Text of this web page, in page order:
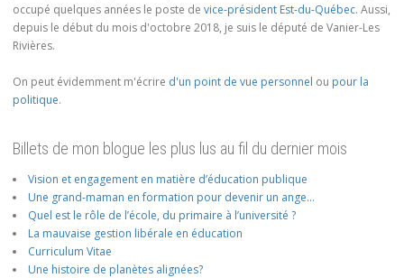
occupé quelques années le poste de vice-président Est-du-Québec. Aussi,
depuis le début du mois d'octobre 2018, je suis le député de Vanier-Les
Rivières.
On peut évidemment m'écrire d'un point de vue personnel ou pour la
politique.
Billets de mon blogue les plus lus au fil du dernier mois
Vision et engagement en matière d’éducation publique
Une grand-maman en formation pour devenir un ange…
Quel est le rôle de l’école, du primaire à l’université ?
La mauvaise gestion libérale en éducation
Curriculum Vitae
Une histoire de planètes alignées?